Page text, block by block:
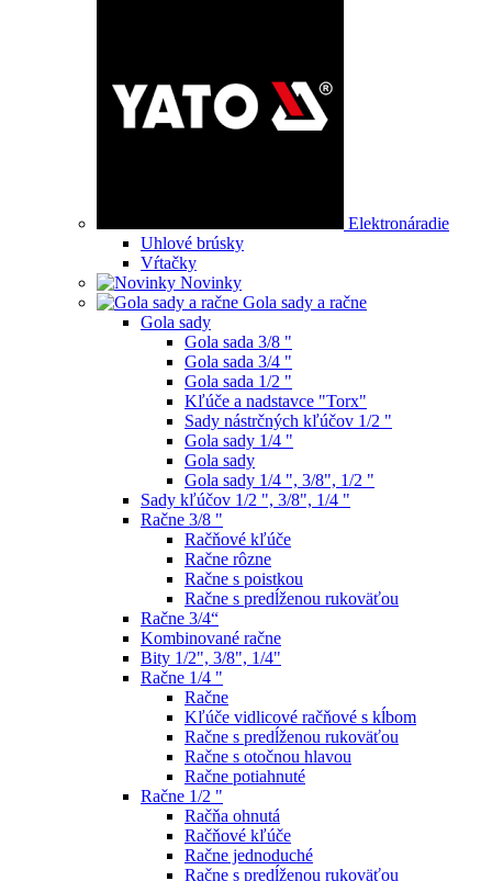
Elektronáradie
Uhlové brúsky
Vŕtačky
Novinky
Gola sady a račne
Gola sady
Gola sada 3/8 "
Gola sada 3/4 "
Gola sada 1/2 "
Kľúče a nadstavce "Torx"
Sady nástrčných kľúčov 1/2 "
Gola sady 1/4 "
Gola sady
Gola sady 1/4 ", 3/8", 1/2 "
Sady kľúčov 1/2 ", 3/8", 1/4 "
Račne 3/8 "
Račňové kľúče
Račne rôzne
Račne s poistkou
Račne s predĺženou rukoväťou
Račne 3/4“
Kombinované račne
Bity 1/2", 3/8", 1/4"
Račne 1/4 "
Račne
Kľúče vidlicové račňové s kĺbom
Račne s predĺženou rukoväťou
Račne s otočnou hlavou
Račne potiahnuté
Račne 1/2 "
Račňa ohnutá
Račňové kľúče
Račne jednoduché
Račne s predĺženou rukoväťou